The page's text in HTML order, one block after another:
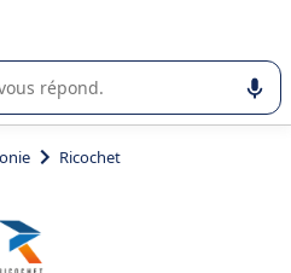
l'utilisation ou la sélection de
Ricochet